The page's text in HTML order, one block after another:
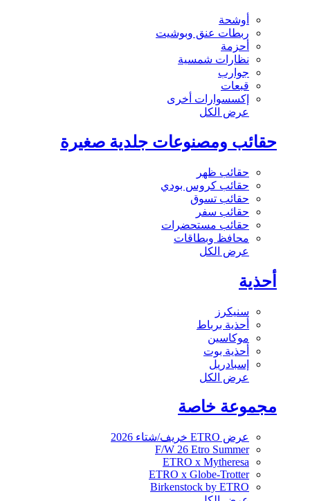
أوشحة
ربطات عنق وبوشيت
أحزمة
نظارات شمسية
جوارب
قبعات
إكسسوارات أخرى
عرض الكل
حقائب ومصنوعات جلدية صغيرة
حقائب ظهر
حقائب كروس بودي
حقائب تسوق
حقائب سفر
حقائب مستحضرات
محافظ وبطاقات
عرض الكل
أحذية
سنيكرز
أحذية برباط
موكاسين
أحذية بوت
إسبادريل
عرض الكل
مجموعة خاصة
عرض ETRO خريف/شتاء 2026
F/W 26 Etro Summer
ETRO x Mytheresa
ETRO x Globe-Trotter
Birkenstock by ETRO